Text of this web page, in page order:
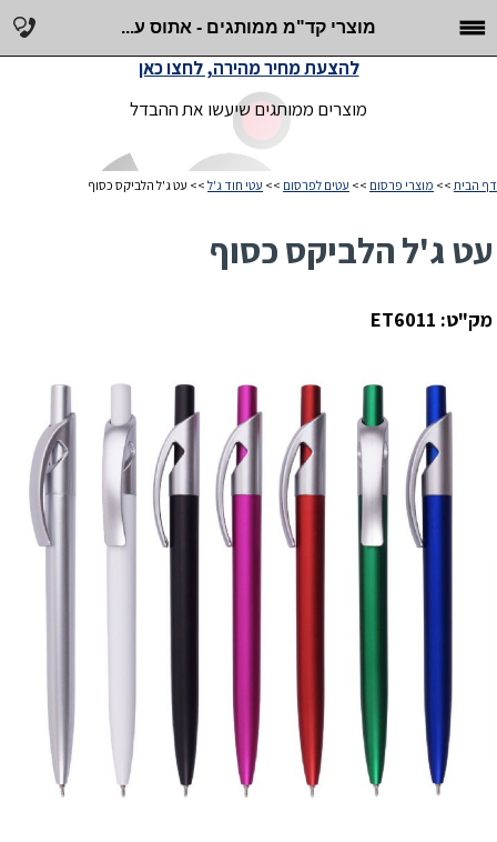
מוצרי קד"מ ממותגים - אתוס ע...
מוצרים ממותגים שיעשו את ההבדל
להצעת מחיר מהירה, לחצו כאן
דף הבית >> מוצרי פרסום >> עטים לפרסום >> עטי חוד ג'ל >> עט ג'ל הלביקס כסוף
עט ג'ל הלביקס כסוף
מק"ט: ET6011